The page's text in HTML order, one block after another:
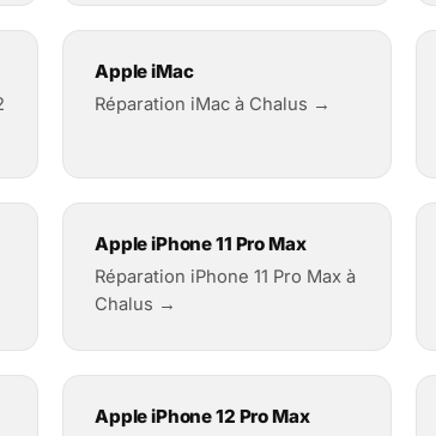
Apple iMac
Réparation iMac à Chalus →
Apple iPhone 11 Pro Max
Réparation iPhone 11 Pro Max à
Chalus →
Apple iPhone 12 Pro Max